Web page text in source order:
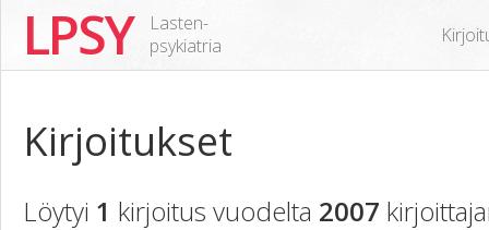
LPSY
Lasten-
psykiatria
Kirjoitukset
Löytyi 1 kirjoitus vuodelta 2007